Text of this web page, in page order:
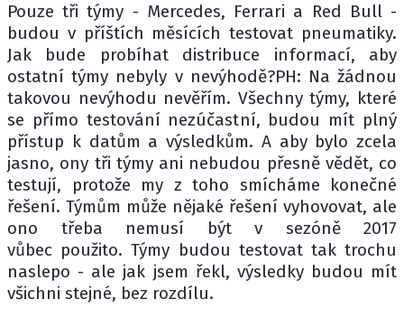
Pouze tři týmy - Mercedes, Ferrari a Red Bull -
budou v příštích měsících testovat pneumatiky.
Jak bude probíhat distribuce informací, aby
ostatní týmy nebyly v nevýhodě?PH: Na žádnou
takovou nevýhodu nevěřím. Všechny týmy, které
se přímo testování nezúčastní, budou mít plný
přístup k datům a výsledkům. A aby bylo zcela
jasno, ony tři týmy ani nebudou přesně vědět, co
testují, protože my z toho smícháme konečné
řešení. Týmům může nějaké řešení vyhovovat, ale
ono třeba nemusí být v sezóně 2017
vůbec použito. Týmy budou testovat tak trochu
naslepo - ale jak jsem řekl, výsledky budou mít
všichni stejné, bez rozdílu.